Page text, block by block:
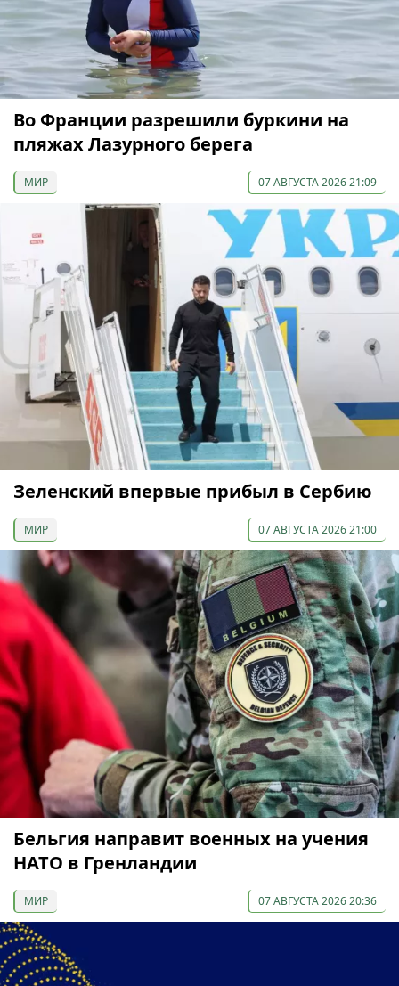
Во Франции разрешили буркини на
пляжах Лазурного берега
МИР 07 АВГУСТА 2026 21:09
Зеленский впервые прибыл в Сербию
МИР 07 АВГУСТА 2026 21:00
Бельгия направит военных на учения
НАТО в Гренландии
МИР 07 АВГУСТА 2026 20:36